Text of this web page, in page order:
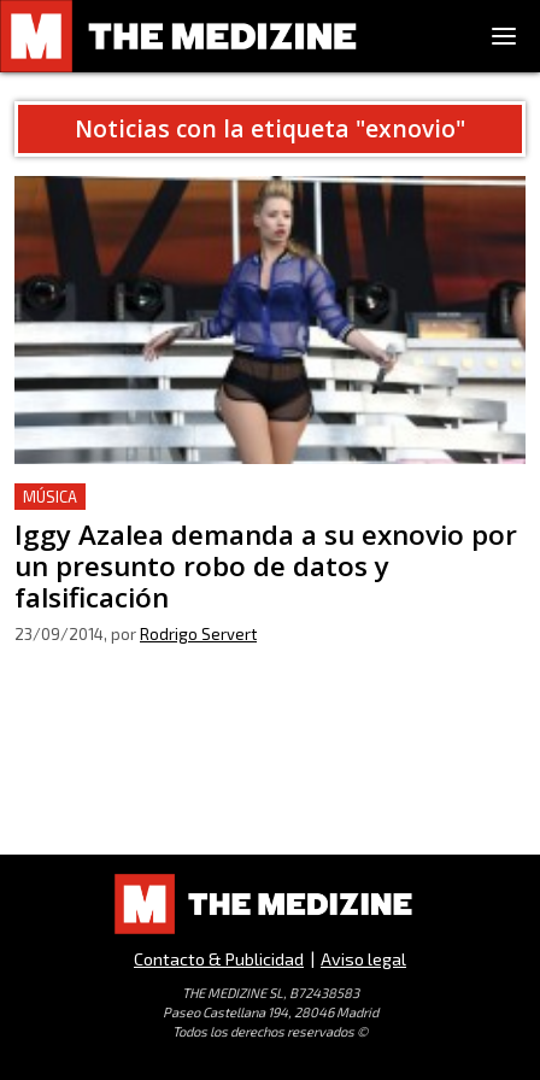
Noticias con la etiqueta "exnovio"
MÚSICA
Iggy Azalea demanda a su exnovio por
un presunto robo de datos y
falsificación
23/09/2014, porRodrigo Servert
Contacto & Publicidad | Aviso legal
THE MEDIZINE SL, B72438583
Paseo Castellana 194, 28046 Madrid
Todos los derechos reservados ©